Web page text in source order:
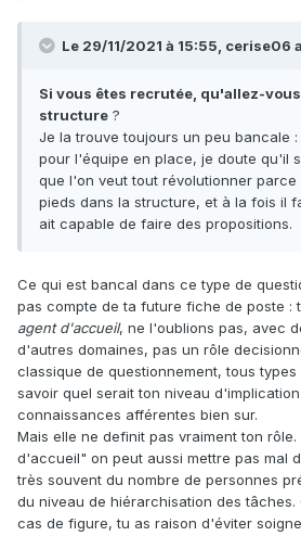
Le 29/11/2021 à 15:55, cerise06
Si vous êtes recrutée, qu'allez-
structure ?
Je la trouve toujours un peu bancale
pour l'équipe en place, je doute qu'il
que l'on veut tout révolutionner parce
pieds dans la structure, et à la fois il
ait capable de faire des propositions.
Ce qui est bancal dans ce type de
pas compte de ta future fiche de poste :
agent d'accueil, ne l'oublions pas, avec
d'autres domaines, pas un rôle
classique de questionnement, tous
savoir quel serait ton niveau
connaissances afférentes bien sur.
Mais elle ne definit pas vraiment ton
d'accueil" on peut aussi mettre pas mal
très souvent du nombre de personnes
du niveau de hiérarchisation des tâches.
cas de figure, tu as raison d'éviter